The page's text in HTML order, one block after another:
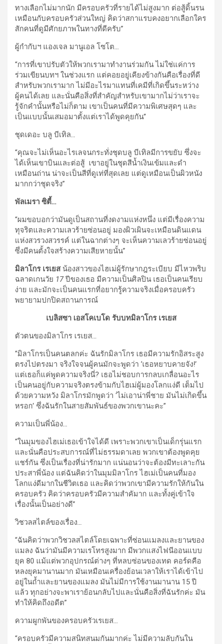
ทางเลือกไม่มากนัก มีครอบครัวที่รายได้ไม่สูงมาก ต่อสู้ดิ้นรน
เหมือนกับครอบครัวส่วนใหญ่ คิดว่าสกาแรบคงอยากเลือกใคร
สักคนที่ดูมีศักยภาพในทางที่ดีครับ”
ผู้กำกับฯ แองเจล มานูเอล โซโต…
“การที่เขาปรับตัวให้พวกเรามาทำงานร่วมกัน ไม่ใช่แค่การ
ร่วมเขียนบทฯ ในช่วงแรก แต่คอยอยู่เคียงข้างกันคือเรื่องที่ดี
สำหรับพวกเรามาก ไม่มีอะไรมาแทนที่เคมีที่เกิดขึ้นระหว่าง
ผู้คนได้เลย และนั่นคือสิ่งที่สำคัญสำหรับเขามากไม่ว่าเราจะ
รู้จักคำนั้นหรือไม่ก็ตาม เขาเป็นคนที่มีความพิเศษสุดๆ และ
เป็นแบบนั้นเสมอมาตั้งแต่เราได้พูดคุยกัน”
ชุดเดอะ บลู บีเทิล…
“คุณจะไม่เห็นอะไรเลจนกระทั่งชุดบลู บีเทิลมีการขยับ ซึ่งจะ
ได้เห็นเขาบินและต่อสู้ เขาอยู่ในชุดสีน้ำเงินเข้มและดำ
เหมือนถ่าน น่าจะเป็นสีที่ดูเท่ที่สุดเลย แต่ดูเหมือนเป็นผิวหนัง
มากกว่าชุดจริง”
พัลเมรา ซิตี้…
“ผมขอบอกว่ามันดูเป็นสถานที่งดงามแห่งหนึ่ง แต่มีเรื่องความ
ทุจริตและความเลวร้ายซ่อนอยู่ มองผิวเผินจะเหมือนดินแดน
แห่งสวรวงสวรรค์ แต่ในฉากต่างๆ จะเห็นความเลวร้ายซ่อนอยู่
ซึ่งมีคนตั้งใจสร้างความเสียหายนั้น”
มิลาโกร เรเยสน้องสาวของไฮเม่ผู้รักษากฎระเบียบ มีไหวพริบ
ฉลาดเกนวัย 17ปีของเธอ มีความเป็นศิลปิน เธอเป็นคนเรียบ
ง่าย และมักจะเป็นคนแรกที่อยากรู้ความจริงเมื่อครอบครัว
พยายามปกปิดสถานการณ์
เบลิสซา เอสโคเบโด รับบทมิลาโกร เรเยส
ตัวตนของมิลาโกร เรเยส…
“มิลาโกรเป็นคนตลกค่ะ ฉันรักมิลาโกร เธอมีความรักอิสระสูง
ตรงไปตรงมา จริงใจจนผู้คนมักจะพูดว่า ‘เธอหยาบคายจัง!’
แต่เธอก็แค่พูดความจริงนี่? เธอไม่ชอบการกลบเกลื่อนอะไร
เป็นคนอยู่กับความจริงตรงข้ามกับไฮเม่ผู้มองโลกแง่ดี เต็มไป
ด้วยความหวัง มิลาโกรมักพูดว่า ‘ไม่เอาน่าพี่ชาย มันไม่เกิดขึ้น
หรอก’ ซึ่งฉันรักในสายสัมพันธ์ของพวกเขานะคะ”
ความเป็นพี่น้อง…
“ในมุมของไฮเม่เธอเข้าใจได้ดี เพราะพวกเขาเป็นเด็กรุ่นแรก
และนั่นคือประสบการณ์ที่ไม่ธรรมดาเลย พวกเขาต้องพูดคุย
แชร์กัน ซึ่งเป็นเรื่องที่น่ารักมาก แน่นอนว่าจะต้องมีทะเลาะกัน
ประสาพี่น้อง แต่ฉันคิดว่าในมุมมิลาโกร ไฮเม่เป็นคนที่มอง
โลกแง่ดีมากในชีวิตเธอ และคิดว่าพวกเขามีความรักให้กันใน
ครอบครัว คิดว่าครอบครัวมีความสำคัมาก และทั้งคู่เข้าใจ
เรื่องนั้นเป็นอย่างดี”
วิชวลสไตล์ของเรื่อง…
“ฉันคิดว่าพวกวิชวลสไตล์โดยเฉพาะที่ซ่อนแมลงและยานของ
แมลง ฉันว่ามันมีความเรโทรสูงมาก มีพวกแสงไฟนีออนแบบ
ยุค 80 แม้แต่พวกอุปกรณ์ต่างๆ ที่หลบซ่อนของเทด คอร์ดคือ
หลงยุคมานานมาก มันเหมือนเครื่องย้อนเวลาให้เราได้เข้าไป
อยู่ในถ้ำและยานของแมลง มันไม่มีการใช้งานมานาน 15 ปี
แล้ว ทุกอย่างจะพาเราย้อนกลับไปและนั่นคือสิ่งที่ฉันรักค่ะ มัน
ทำให้คิดถึงอดีต”
ความผูกพันของครอบครัวเรเยส…
“ครอบครัวมีความสนิทสนมกันมากค่ะ ไม่มีความลับกันใน